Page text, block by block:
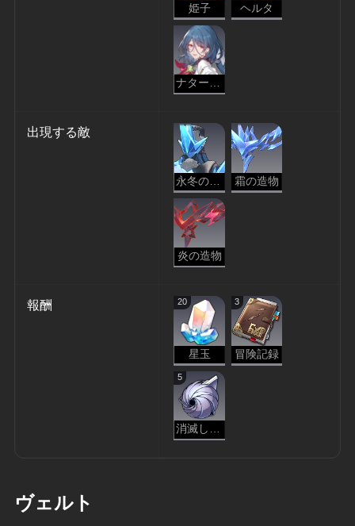
姫子 ヘルタ
ナターシャ
出現する敵
永冬の災影 霜の造物
炎の造物
報酬 20
星玉
3
冒険記録
5
消滅した原核
ヴェルト